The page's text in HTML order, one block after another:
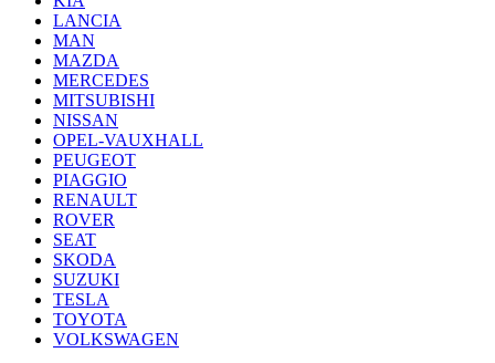
LANCIA
MAN
MAZDA
MERCEDES
MITSUBISHI
NISSAN
OPEL-VAUXHALL
PEUGEOT
PIAGGIO
RENAULT
ROVER
SEAT
SKODA
SUZUKI
TESLA
TOYOTA
VOLKSWAGEN